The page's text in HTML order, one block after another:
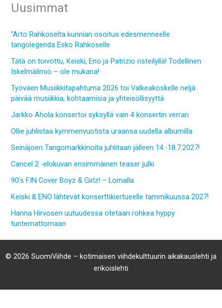
Uusimmat
”Arto Rahkoselta kunnian osoitus edesmenneelle
tangolegenda Esko Rahkoselle
Tätä on toivottu, Keiski, Eno ja Patrizio risteilyllä! Todellinen
Iskelmäilmiö – ole mukana!
Työväen Musiikkitapahtuma 2026 toi Valkeakoskelle neljä
päivää musiikkia, kohtaamisia ja yhteisöllisyyttä
Jarkko Ahola konsertoi syksyllä vain 4 konsertin verran
Ollie juhlistaa kymmenvuotista uraansa uudella albumilla
Seinäjoen Tangomarkkinoita juhlitaan jälleen 14.-18.7.2027!
Cancel 2 -elokuvan ensimmäinen teaser julki
90’s FIN Cover Boyz & Girlz! – Lomalla
Keiski & ENO lähtevät konserttikiertueelle tammikuussa 2027!
Hanna Hirvosen uutuudessa otetaan rohkea hyppy
tuntemattomaan
© 2026 SuomiViihde – kotimaisen viihdekulttuurin aikakauslehti ja
erikoislehti